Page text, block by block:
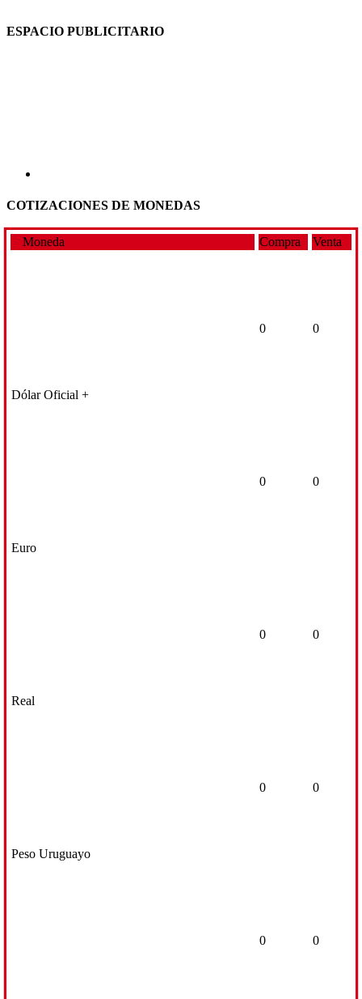
ESPACIO PUBLICITARIO
COTIZACIONES DE MONEDAS
Moneda Compra Venta
Dólar Oficial +
0 0
Euro
0 0
Real
0 0
Peso Uruguayo
0 0
0 0